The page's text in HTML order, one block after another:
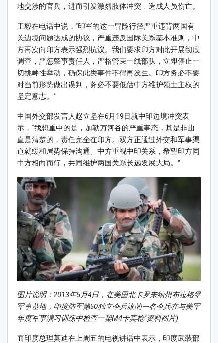
地交涉的官兵，进而引发激烈肢体冲突，造成人员伤亡。
王毅在电话中说，“印军的这一冒险行径严重违背两国有
关边境问题达成的协议，严重违反国际关系基本准则，中
方再次向印方表示强烈抗议。我们要求印方对此开展彻底
调查，严惩肇事责任人，严格管束一线部队，立即停止一
切挑衅性举动，确保此类事件不得再发生。印方务必不要
对当前形势做出误判，务必不要低估中方维护领土主权的
坚定意志。”
中国外交部发言人赵立坚在6月19日就中印边境冲突表
示，“我想重申的是，加勒万河谷的严重事态，其是非曲
直是清楚的，责任完全在印方。双方正通过外交和军事渠
道就缓和局势保持沟通。中方重视中印关系，希望印方同
中方相向而行，共同维护两国关系长远发展大局。”
图片说明：2013年5月4日，在美国北卡罗来纳州布拉格堡
军事基地，印度陆军第50独立伞兵旅的一名伞兵在与美军
年度军事演习训练中检查一架M4卡宾枪(资料图片)
而印度总理莫迪在上周五的电视讲话中表示，印度武装部